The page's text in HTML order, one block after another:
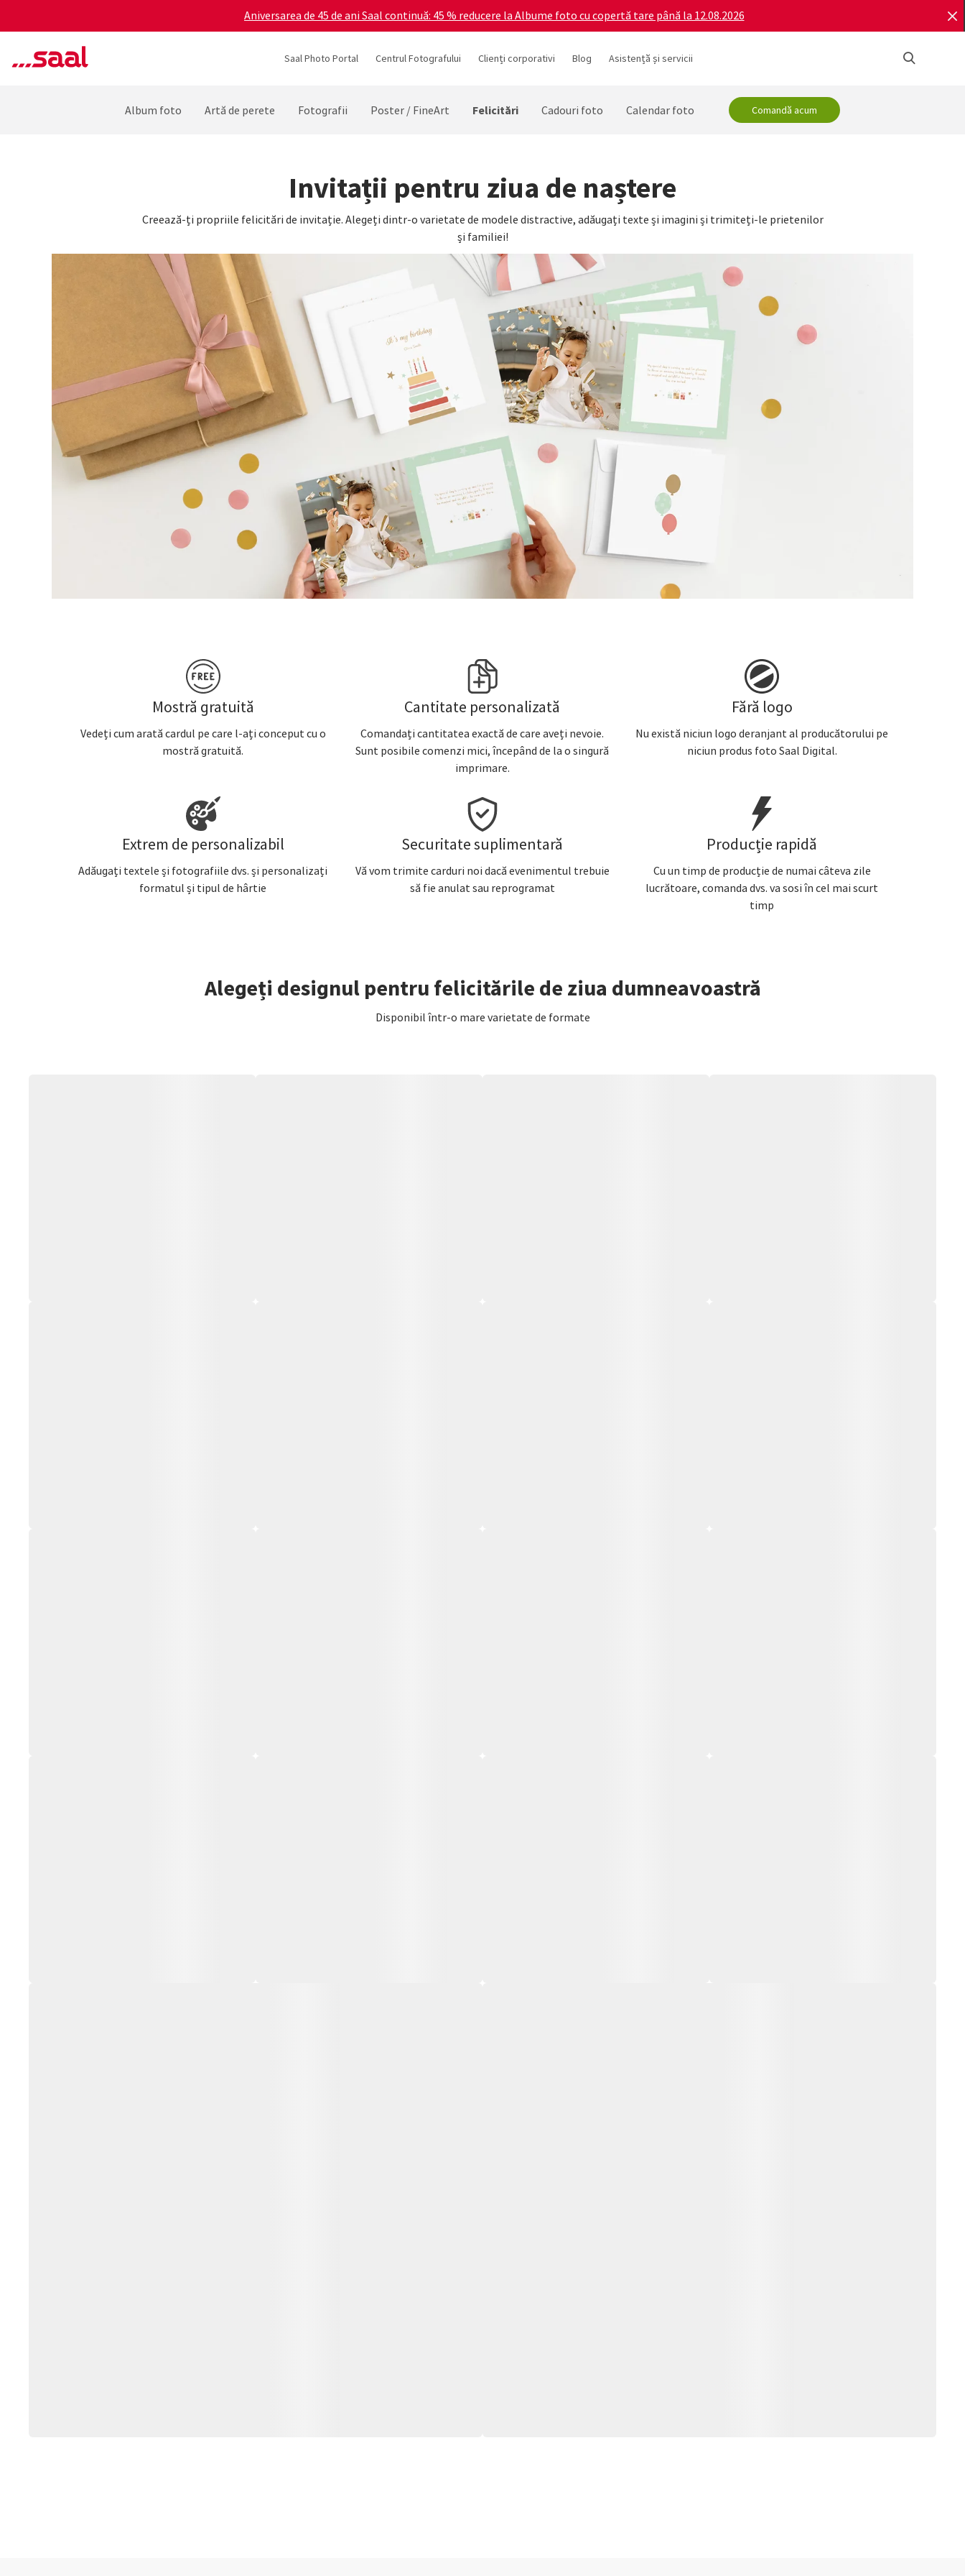
Aniversarea de 45 de ani Saal continuă: 45 % reducere la Albume foto cu copertă tare până la 12.08.2026
Saal Photo Portal Centrul Fotografului Clienți corporativi Blog Asistență și servicii
Album foto Artă de perete Fotografii Poster / FineArt Felicitări Cadouri foto Calendar foto Comandă acum
Invitații pentru ziua de naștere
Creează-ți propriile felicitări de invitație. Alegeți dintr-o varietate de modele distractive, adăugați texte și imagini și trimiteți-le prietenilor
și familiei!
Mostră gratuită
Vedeți cum arată cardul pe care l-ați conceput cu o
mostră gratuită.
Cantitate personalizată
Comandați cantitatea exactă de care aveți nevoie.
Sunt posibile comenzi mici, începând de la o singură
imprimare.
Fără logo
Nu există niciun logo deranjant al producătorului pe
niciun produs foto Saal Digital.
Extrem de personalizabil
Adăugați textele și fotografiile dvs. și personalizați
formatul și tipul de hârtie
Securitate suplimentară
Vă vom trimite carduri noi dacă evenimentul trebuie
să fie anulat sau reprogramat
Producție rapidă
Cu un timp de producție de numai câteva zile
lucrătoare, comanda dvs. va sosi în cel mai scurt
timp
Alegeți designul pentru felicitările de ziua dumneavoastră
Disponibil într-o mare varietate de formate